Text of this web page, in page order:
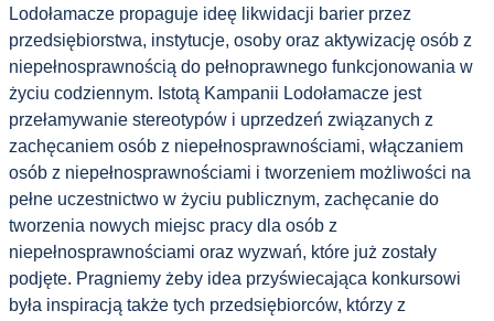
Lodołamacze propaguje ideę likwidacji barier przez
przedsiębiorstwa, instytucje, osoby oraz aktywizację osób z
niepełnosprawnością do pełnoprawnego funkcjonowania w
życiu codziennym. Istotą Kampanii Lodołamacze jest
przełamywanie stereotypów i uprzedzeń związanych z
zachęcaniem osób z niepełnosprawnościami, włączaniem
osób z niepełnosprawnościami i tworzeniem możliwości na
pełne uczestnictwo w życiu publicznym, zachęcanie do
tworzenia nowych miejsc pracy dla osób z
niepełnosprawnościami oraz wyzwań, które już zostały
podjęte. Pragniemy żeby idea przyświecająca konkursowi
była inspiracją także tych przedsiębiorców, którzy z